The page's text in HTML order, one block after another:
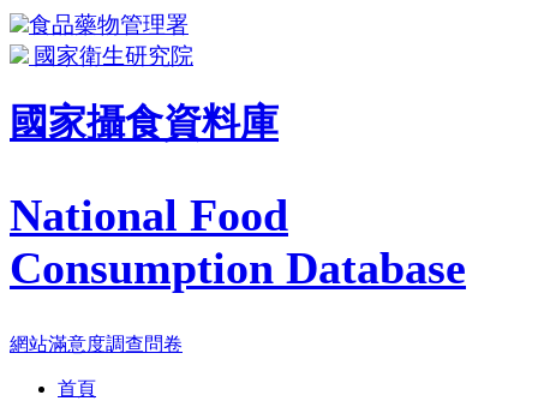
食品藥物管理署
國家衛生研究院
國家攝食資料庫
National Food
Consumption Database
網站滿意度調查問卷
首頁